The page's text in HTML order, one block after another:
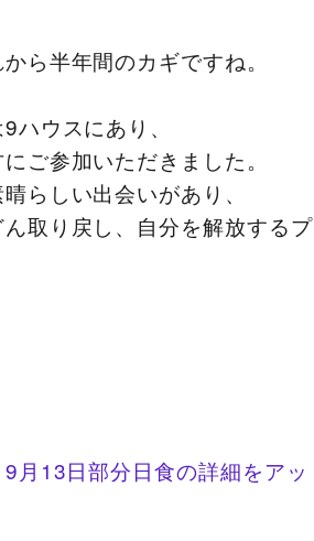
ら半年間のカギですね。
ウスにあり、
ご参加いただきました。
らしい出会いがあり、
取り戻し、自分を解放するプ
月13日部分日食の詳細をアッ